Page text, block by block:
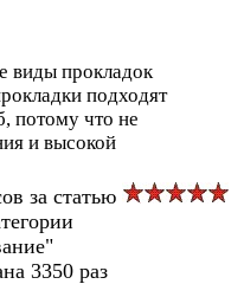
виды прокладок
подходят
потому что не
и высокой
за статью
3350 раз